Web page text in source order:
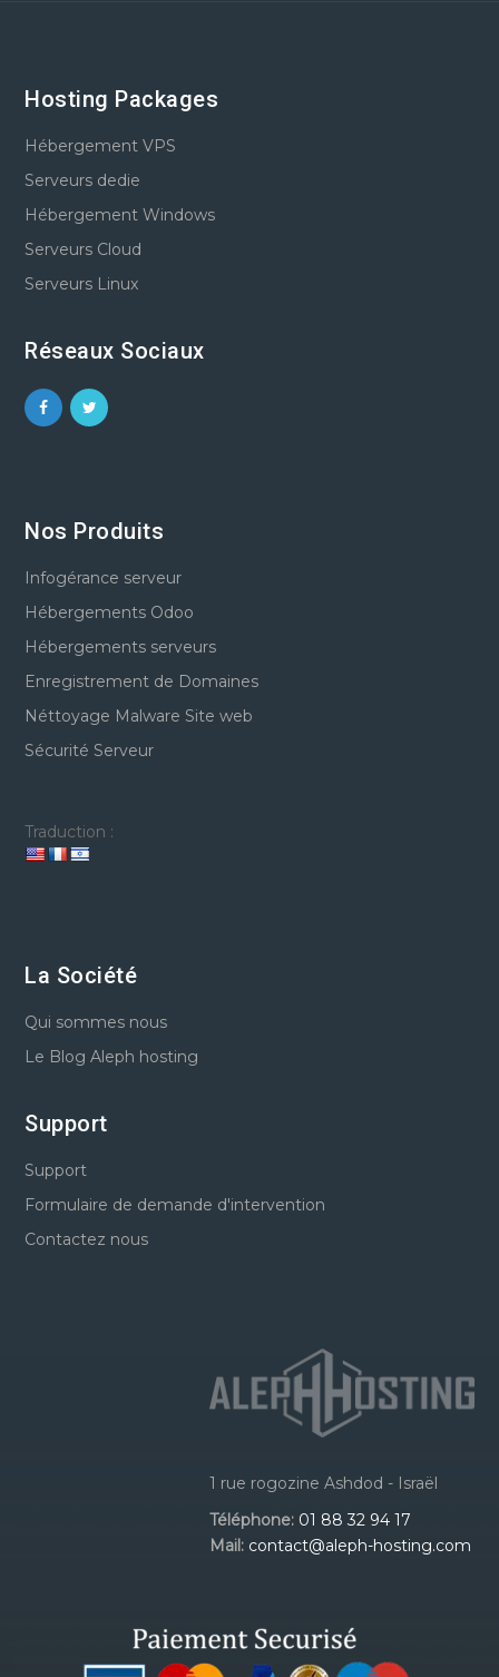
Hosting Packages
Hébergement VPS
Serveurs dedie
Hébergement Windows
Serveurs Cloud
Serveurs Linux
Réseaux Sociaux
Nos Produits
Infogérance serveur
Hébergements Odoo
Hébergements serveurs
Enregistrement de Domaines
Néttoyage Malware Site web
Sécurité Serveur
Traduction :
La Société
Qui sommes nous
Le Blog Aleph hosting
Support
Support
Formulaire de demande d'intervention
Contactez nous
1 rue rogozine Ashdod - Israël
Téléphone: 01 88 32 94 17
Mail: contact@aleph-hosting.com